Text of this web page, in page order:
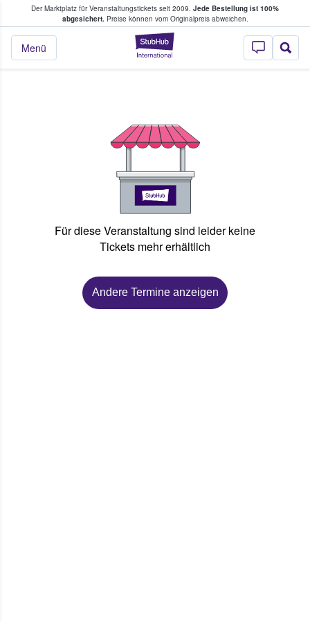
Der Marktplatz für Veranstaltungstickets seit 2009. Jede Bestellung ist 100%
abgesichert.Preise können vom Originalpreis abweichen.
StubHub - Wo
Menü
Tickets kaufen & verkaufen
Für diese Veranstaltung sind leider keine
Tickets mehr erhältlich
Andere Termine anzeigen